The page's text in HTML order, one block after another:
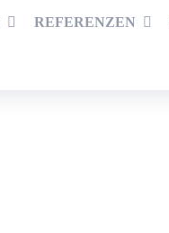
REFERENZEN